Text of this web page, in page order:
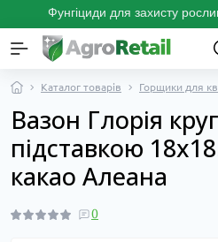
Фунгіциди для захисту
Каталог товарів Горщики для
Вазон Глорія
підставкою
какао Алеана
0